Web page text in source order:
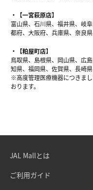
【一宮萩原店】
富山県、石川県、福井県、岐
都府、大阪府、兵庫県、奈良
【粕屋町店】
鳥取県、島根県、岡山県、広
知県、福岡県、佐賀県、長崎
※高度管理医療機器につきま
おります。
JAL Mallとは
ご利用ガイド